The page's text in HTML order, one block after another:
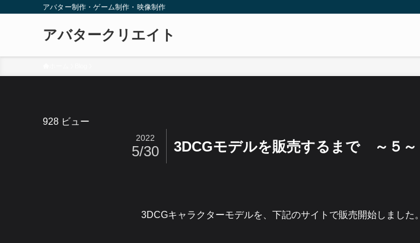
アバター制作・ゲーム制作・映像制作
アバタークリエイト
928 ビュー
3DCGモデルを販売するまで ～５～
2022
5/30
3DCGキャラクターモデルを、下記のサイトで販売開始しました。